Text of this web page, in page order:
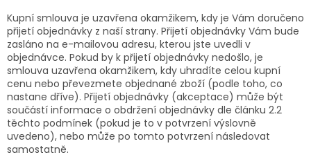
Kupní smlouva je uzavřena okamžikem, kdy je Vám doručeno
přijetí objednávky z naší strany. Přijetí objednávky Vám bude
zasláno na e-mailovou adresu, kterou jste uvedli v
objednávce. Pokud by k přijetí objednávky nedošlo, je
smlouva uzavřena okamžikem, kdy uhradíte celou kupní
cenu nebo převezmete objednané zboží (podle toho, co
nastane dříve). Přijetí objednávky (akceptace) může být
součástí informace o obdržení objednávky dle článku 2.2
těchto podmínek (pokud je to v potvrzení výslovně
uvedeno), nebo může po tomto potvrzení následovat
samostatně.